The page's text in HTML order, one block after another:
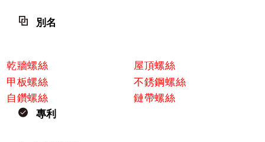
別名
乾牆螺絲
屋頂螺絲
甲板螺絲
不銹鋼螺絲
自鑽螺絲
鏈帶螺絲
專利